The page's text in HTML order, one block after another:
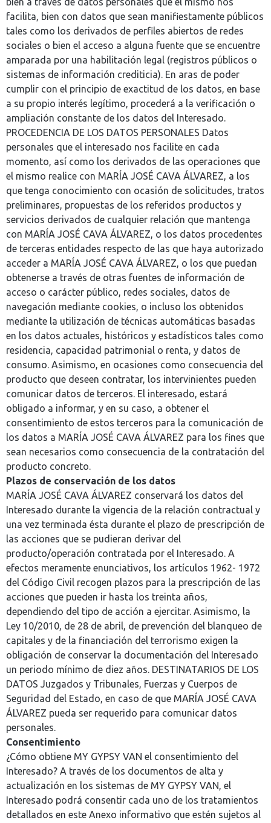
facilita, bien con datos que sean manifiestamente públicos
tales como los derivados de perfiles abiertos de redes
sociales o bien el acceso a alguna fuente que se encuentre
amparada por una habilitación legal (registros públicos o
sistemas de información crediticia). En aras de poder
cumplir con el principio de exactitud de los datos, en base
a su propio interés legítimo, procederá a la verificación o
ampliación constante de los datos del Interesado.
PROCEDENCIA DE LOS DATOS PERSONALES Datos
personales que el interesado nos facilite en cada
momento, así como los derivados de las operaciones que
el mismo realice con MARÍA JOSÉ CAVA ÁLVAREZ, a los
que tenga conocimiento con ocasión de solicitudes, tratos
preliminares, propuestas de los referidos productos y
servicios derivados de cualquier relación que mantenga
con MARÍA JOSÉ CAVA ÁLVAREZ, o los datos procedentes
de terceras entidades respecto de las que haya autorizado
acceder a MARÍA JOSÉ CAVA ÁLVAREZ, o los que puedan
obtenerse a través de otras fuentes de información de
acceso o carácter público, redes sociales, datos de
navegación mediante cookies, o incluso los obtenidos
mediante la utilización de técnicas automáticas basadas
en los datos actuales, históricos y estadísticos tales como
residencia, capacidad patrimonial o renta, y datos de
consumo. Asimismo, en ocasiones como consecuencia del
producto que deseen contratar, los intervinientes pueden
comunicar datos de terceros. El interesado, estará
obligado a informar, y en su caso, a obtener el
consentimiento de estos terceros para la comunicación de
los datos a MARÍA JOSÉ CAVA ÁLVAREZ para los fines que
sean necesarios como consecuencia de la contratación del
producto concreto.
Plazos de conservación de los datos
MARÍA JOSÉ CAVA ÁLVAREZ conservará los datos del
Interesado durante la vigencia de la relación contractual y
una vez terminada ésta durante el plazo de prescripción de
las acciones que se pudieran derivar del
producto/operación contratada por el Interesado. A
efectos meramente enunciativos, los artículos 1962- 1972
del Código Civil recogen plazos para la prescripción de las
acciones que pueden ir hasta los treinta años,
dependiendo del tipo de acción a ejercitar. Asimismo, la
Ley 10/2010, de 28 de abril, de prevención del blanqueo de
capitales y de la financiación del terrorismo exigen la
obligación de conservar la documentación del Interesado
un periodo mínimo de diez años. DESTINATARIOS DE LOS
DATOS Juzgados y Tribunales, Fuerzas y Cuerpos de
Seguridad del Estado, en caso de que MARÍA JOSÉ CAVA
ÁLVAREZ pueda ser requerido para comunicar datos
personales.
Consentimiento
¿Cómo obtiene MY GYPSY VAN el consentimiento del
Interesado? A través de los documentos de alta y
actualización en los sistemas de MY GYPSY VAN, el
Interesado podrá consentir cada uno de los tratamientos
detallados en este Anexo informativo que estén sujetos al